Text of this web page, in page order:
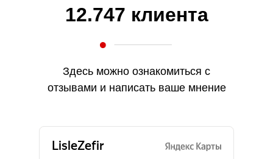
12.747 клиента
Здесь можно ознакомиться с
отзывами и написать ваше мнение